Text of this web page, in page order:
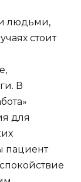
людьми,
стоит
В
для
пациент